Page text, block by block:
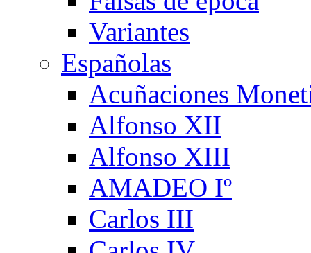
Variantes
Españolas
Acuñaciones
Alfonso XII
Alfonso XIII
AMADEO Iº
Carlos III